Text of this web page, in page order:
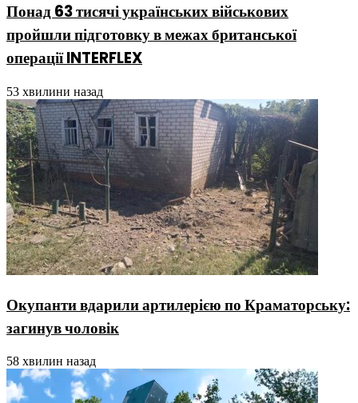
Понад 63 тисячі українських військових
пройшли підготовку в межах британської
операції INTERFLEX
53 хвилини назад
Окупанти вдарили артилерією по Краматорську:
загинув чоловік
58 хвилин назад